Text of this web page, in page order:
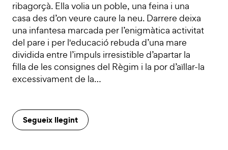
ribagorçà. Ella volia un poble, una feina i una
casa des d’on veure caure la neu. Darrere deixa
una infantesa marcada per l’enigmàtica activitat
del pare i per l'educació rebuda d’una mare
dividida entre l’impuls irresistible d’apartar la
filla de les consignes del Règim i la por d’aïllar-la
excessivament de la…
Segueix llegint